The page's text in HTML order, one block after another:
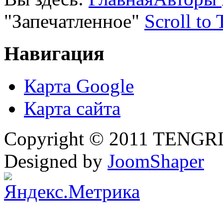
"Запечатленное" Scroll to
Навигация
Карта Google
Карта сайта
Copyright © 2011
Designed by JoomShaper